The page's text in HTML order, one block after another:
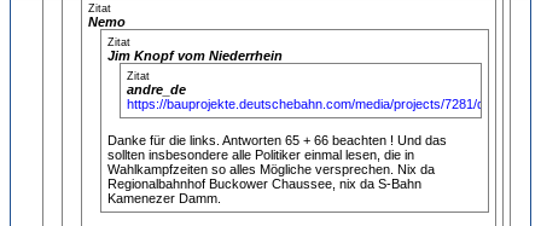
Zitat
Nemo
Zitat
Jim Knopf vom Niederrhein
Zitat
andre_de
https://bauprojekte.deutschebahn.com/media/projects/7281/docs/
Danke für die links. Antworten 65 + 66 beachten ! Und das
sollten insbesondere alle Politiker einmal lesen, die in
Wahlkampfzeiten so alles Mögliche versprechen. Nix da
Regionalbahnhof Buckower Chaussee, nix da S-Bahn
Kamenezer Damm.